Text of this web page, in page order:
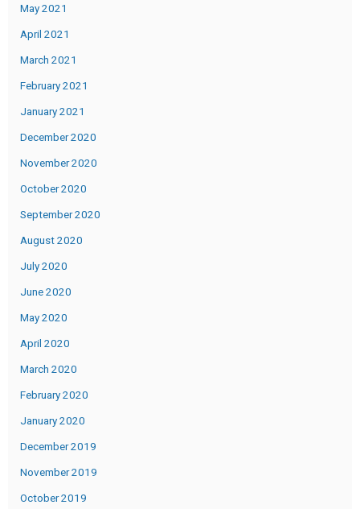
May 2021
April 2021
March 2021
February 2021
January 2021
December 2020
November 2020
October 2020
September 2020
August 2020
July 2020
June 2020
May 2020
April 2020
March 2020
February 2020
January 2020
December 2019
November 2019
October 2019